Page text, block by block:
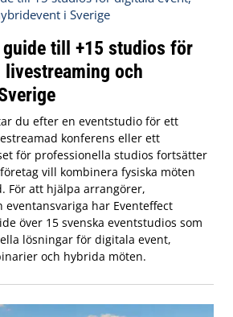
till +15 studios för
och
du efter en eventstudio för ett
konferens eller ett
för professionella studios fortsätter
vill kombinera fysiska möten
För att hjälpa arrangörer,
eventansvariga har Eventeffect
över 15 svenska eventstudios som
lösningar för digitala event,
och hybrida möten.